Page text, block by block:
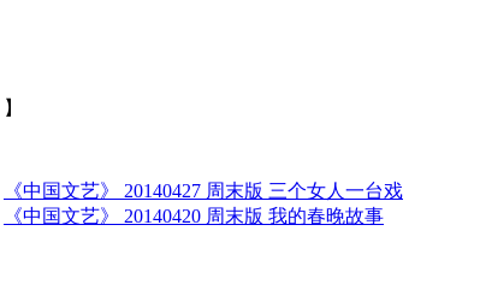
】
《中国文艺》 20140427 周末版 三个女人一台戏
《中国文艺》 20140420 周末版 我的春晚故事